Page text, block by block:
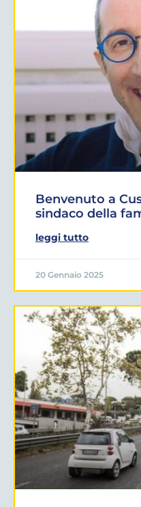
Benvenuto a
sindaco della
leggi tutto
20 Gennaio 2025